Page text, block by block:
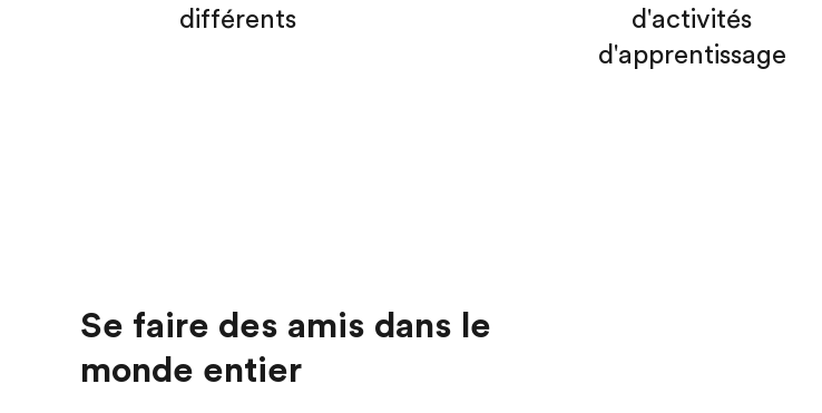
différents
d'activités
d'apprentissage
Se faire des amis dans le
monde entier